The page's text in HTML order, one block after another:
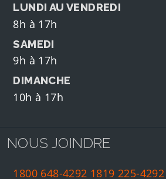
LUNDI AU VENDREDI
8h à 17h
SAMEDI
9h à 17h
DIMANCHE
10h à 17h
NOUS JOINDRE
1800 648-4292 1819 225-4292